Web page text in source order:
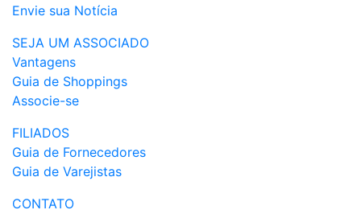
Envie sua Notícia
SEJA UM ASSOCIADO
Vantagens
Guia de Shoppings
Associe-se
FILIADOS
Guia de Fornecedores
Guia de Varejistas
CONTATO